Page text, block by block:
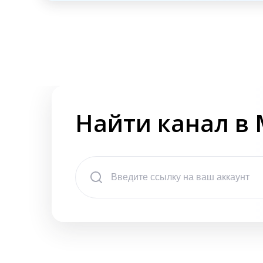
Найти канал в